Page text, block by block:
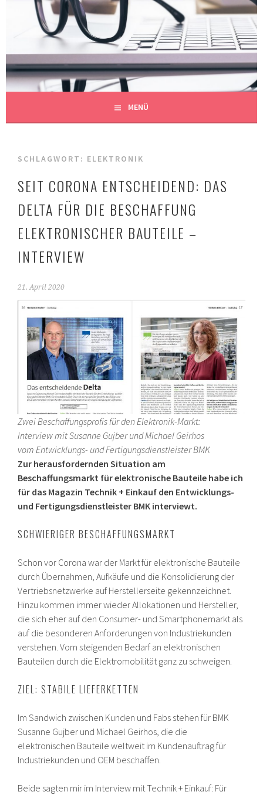
Springe
REDAKTIONSBÜRO
MÜHLBERGER
AUF DEN PUNKT GEBRACHT
MENÜ
SCHLAGWORT: ELEKTRONIK
SEIT CORONA ENTSCHEIDEND: DAS
DELTA FÜR DIE BESCHAFFUNG
ELEKTRONISCHER BAUTEILE –
INTERVIEW
21. April 2020
Zwei Beschaffungsprofis für den Elektronik-Markt:
Interview mit Susanne Gujber und Michael Geirhos
vom Entwicklungs- und Fertigungsdienstleister BMK
Zur herausfordernden Situation am
Beschaffungsmarkt für elektronische Bauteile habe ich
für das Magazin Technik + Einkauf den Entwicklungs-
und Fertigungsdienstleister BMK interviewt.
SCHWIERIGER BESCHAFFUNGSMARKT
Schon vor Corona war der Markt für elektronische Bauteile
durch Übernahmen, Aufkäufe und die Konsolidierung der
Vertriebsnetzwerke auf Herstellerseite gekennzeichnet.
Hinzu kommen immer wieder Allokationen und Hersteller,
die sich eher auf den Consumer- und Smartphonemarkt als
auf die besonderen Anforderungen von Industriekunden
verstehen. Vom steigenden Bedarf an elektronischen
Bauteilen durch die Elektromobilität ganz zu schweigen.
ZIEL: STABILE LIEFERKETTEN
Im Sandwich zwischen Kunden und Fabs stehen für BMK
Susanne Gujber und Michael Geirhos, die die
elektronischen Bauteile weltweit im Kundenauftrag für
Industriekunden und OEM beschaffen.
Beide sagten mir im Interview mit Technik + Einkauf: Für